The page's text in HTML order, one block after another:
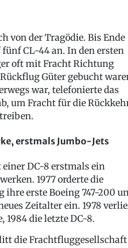
von der Tragödie. Bis Ende
CL-44 an. In den ersten
oft mit Fracht Richtung
Güter gebucht
war, telefonierte das
um Fracht für die
erstmals Jumbo-Jets
DC-8 erstmals ein
1977 orderte die
erste Boeing 747-200
Zeitalter ein. 1978
1984 die letzte DC-8.
die Frachtfluggesellschaft